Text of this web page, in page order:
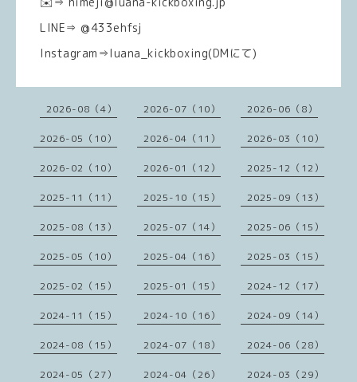
LINE⇒ @433ehfsj
Instagram⇒luana_kickboxing(DMにて)
2026-08（4） 2026-07（10） 2026-06（8）
2026-05（10） 2026-04（11） 2026-03（10）
2026-02（10） 2026-01（12） 2025-12（12）
2025-11（11） 2025-10（15） 2025-09（13）
2025-08（13） 2025-07（14） 2025-06（15）
2025-05（10） 2025-04（16） 2025-03（15）
2025-02（15） 2025-01（15） 2024-12（17）
2024-11（15） 2024-10（16） 2024-09（14）
2024-08（15） 2024-07（18） 2024-06（28）
2024-05（27） 2024-04（26） 2024-03（29）